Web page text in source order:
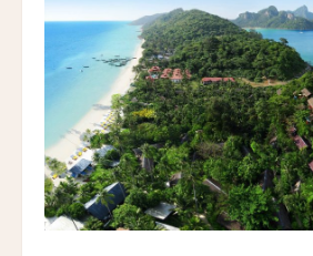
ザ・パソナ ネイチャーバース・
THE PASONA Natureverse Retreat
マストロヤンニ・ルレ
Mastrojanni Relais
ミー・カボ
ME Cabo
18人
19人
17人
18人